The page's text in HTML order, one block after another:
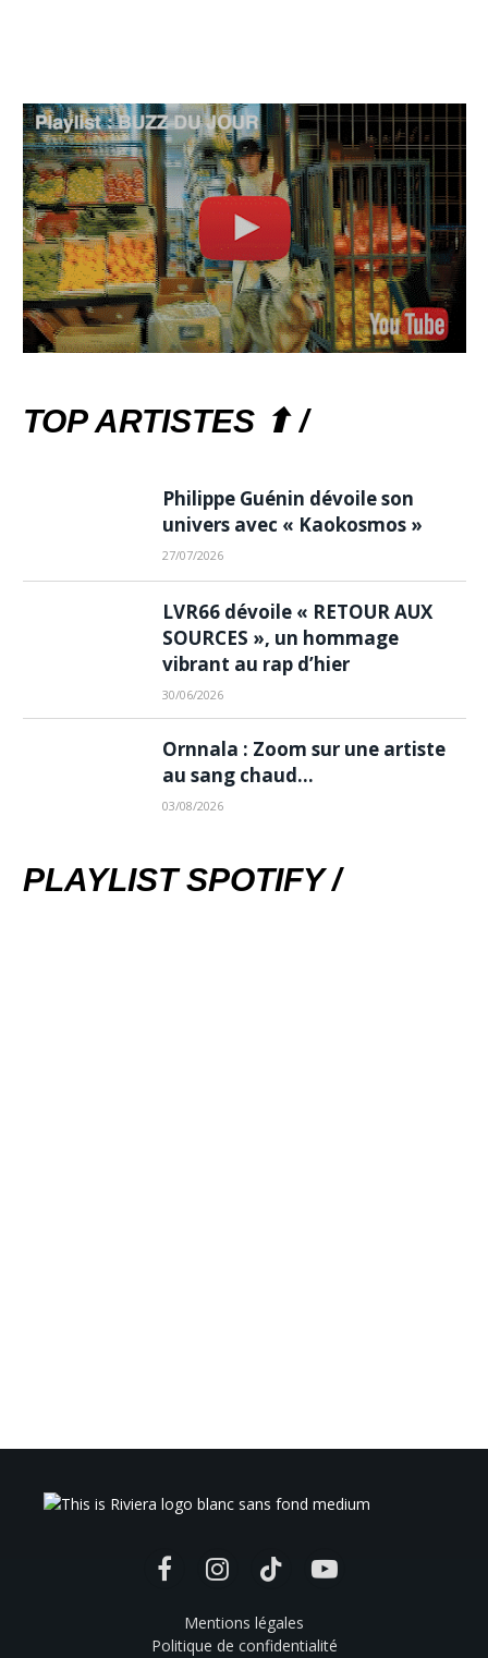
TOP ARTISTES ⬆ /
Philippe Guénin dévoile son
univers avec « Kaokosmos »
27/07/2026
LVR66 dévoile « RETOUR AUX
SOURCES », un hommage
vibrant au rap d’hier
30/06/2026
Ornnala : Zoom sur une artiste
au sang chaud…
03/08/2026
PLAYLIST SPOTIFY /
FacebookInstagramTikTok YouTube
Mentions légales
Politique de confidentialité